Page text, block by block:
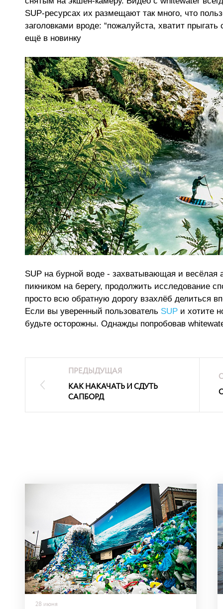
SUP-ресурсах их размещают так много, что
заголовками вроде: “пожалуйста, хватит прыгать
ещё в новинку
SUP на бурной воде - захватывающая и весёлая
пикником на берегу, продолжить исследование
просто всю обратную дорогу взахлёб делиться
Если вы уверенный пользователь SUP и хотите
будьте осторожны. Однажды попробовав
ПРЕДЫДУЩАЯ
КАК НАКАЧАТЬ И СДУТЬ
САПБОРД
28 июня